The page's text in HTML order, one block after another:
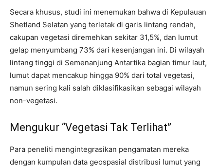
Secara khusus, studi ini menemukan bahwa di Kepulauan
Shetland Selatan yang terletak di garis lintang rendah,
cakupan vegetasi diremehkan sekitar 31,5%, dan lumut
gelap menyumbang 73% dari kesenjangan ini. Di wilayah
lintang tinggi di Semenanjung Antartika bagian timur laut,
lumut dapat mencakup hingga 90% dari total vegetasi,
namun sering kali salah diklasifikasikan sebagai wilayah
non-vegetasi.
Mengukur “Vegetasi Tak Terlihat”
Para peneliti mengintegrasikan pengamatan mereka
dengan kumpulan data geospasial distribusi lumut yang